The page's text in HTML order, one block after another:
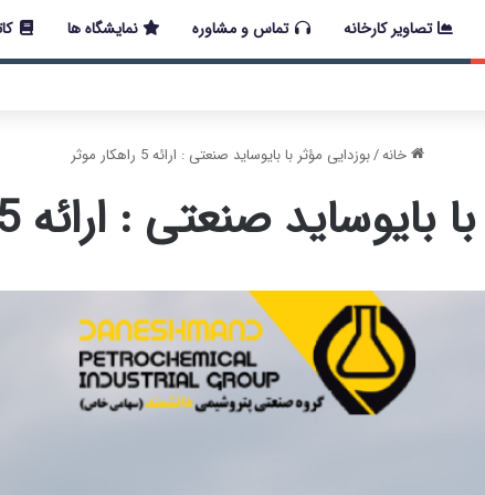
تصاویر کارخانه تماس و مشاوره نمایشگاه ها
خانه/بوزدایی مؤثر با بایوساید صنعتی : ارائه 5 راهکار موثر
صنعتی : ارائه 5 راهکار موثر
اخیر در کشور، مجموعه پتروشیمی دانشمند همچنان با تمام توان در